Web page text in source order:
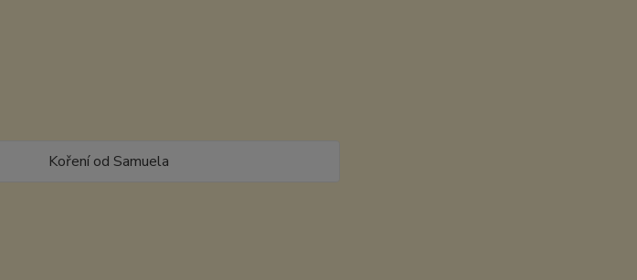
Koření od Samuela